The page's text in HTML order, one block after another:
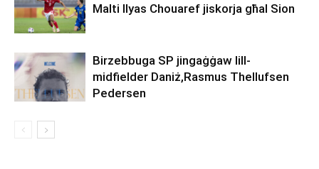
Malti Ilyas Chouaref jiskorja għal Sion
Birzebbuga SP jingaġġaw lill-
midfielder Daniż,Rasmus Thellufsen
Pedersen